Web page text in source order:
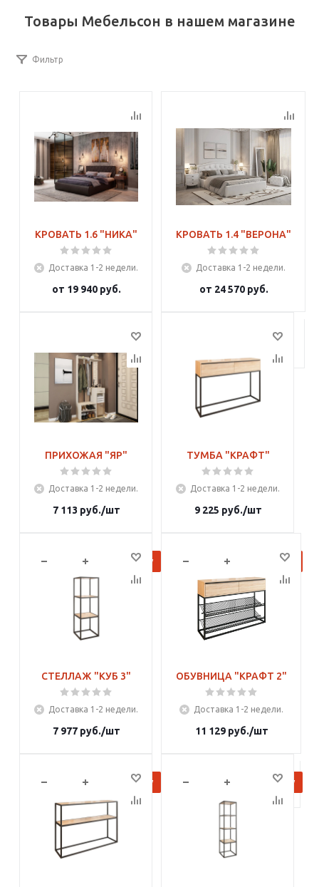
Товары Мебельсон в нашем магазине
Фильтр
КРОВАТЬ 1.6 "НИКА"
Доставка 1-2 недели.
от 19 940 руб.
КРОВАТЬ 1.4 "ВЕРОНА"
Доставка 1-2 недели.
от 24 570 руб.
ПРИХОЖАЯ "ЯР"
Доставка 1-2 недели.
7 113 руб./шт
В корзину
ТУМБА "КРАФТ"
Доставка 1-2 недели.
9 225 руб./шт
В корзину
СТЕЛЛАЖ "КУБ 3"
Доставка 1-2 недели.
7 977руб./шт
В корзину
ОБУВНИЦА "КРАФТ 2"
Доставка 1-2 недели.
11 129руб./шт
В корзину